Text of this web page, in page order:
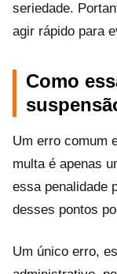
seriedade.
agir rápido para
Como
Um erro comum
multa é apenas
essa penalidade
desses pontos
Um único erro,